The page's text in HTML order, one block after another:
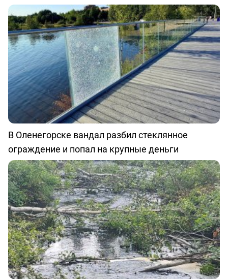
В Оленегорске вандал разбил стеклянное
ограждение и попал на крупные деньги